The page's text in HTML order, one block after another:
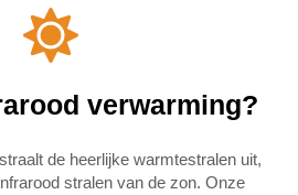
verwarming?
de heerlijke warmtestralen uit,
stralen van de zon. Onze